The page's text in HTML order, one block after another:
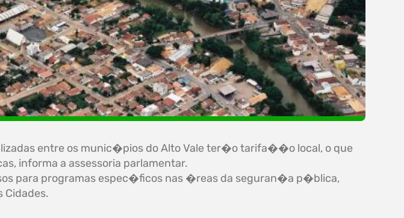
entre os munic�pios do Alto Vale ter�o tarifa��o local, o que
informa a assessoria parlamentar.
para programas espec�ficos nas �reas da seguran�a p�blica,